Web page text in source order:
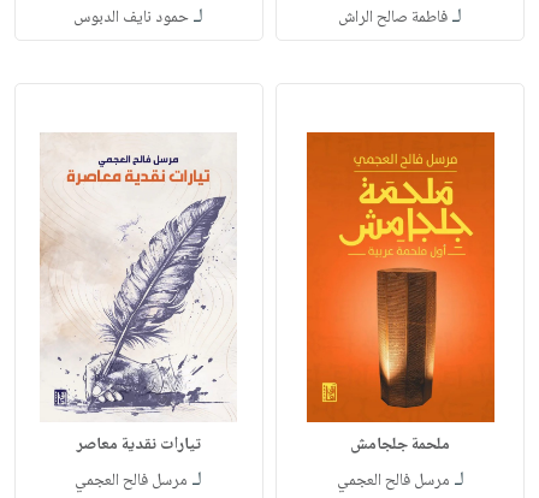
لـفاطمة صالح الراش لـحمود نايف الدبوس
ملحمة جلجامش
لـ مرسل فالح العجمي
تيارات نقدية معاصر
لـ مرسل فالح العجمي